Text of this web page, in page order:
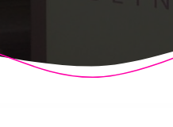
y elHighlight Theme